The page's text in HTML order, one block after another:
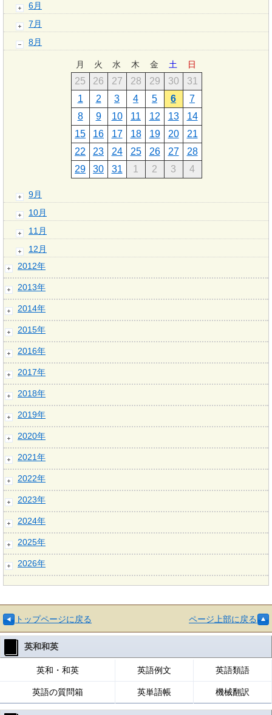
6月
7月
8月
月 火 水 木 金 土 日
25 26 27 28 29 30
31
1
2 3 4 5 6
7
8
9 10 11 12 13
14
15
16 17 18 19 20
21
22
23 24 25 26 27
28
29
30 31 1 2 3 4
9月
10月
11月
12月
2012年
2013年
2014年
2015年
2016年
2017年
2018年
2019年
2020年
2021年
2022年
2023年
2024年
2025年
2026年
トップページに戻る ページ上部に戻る
英和和英
英和・和英 英語例文 英語類語
英語の質問箱 英単語帳 機械翻訳